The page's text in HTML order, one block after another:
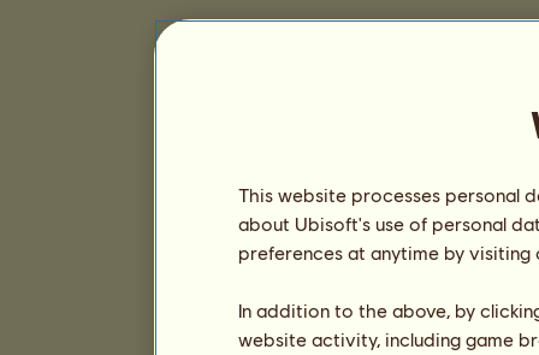
This website processes personal
about Ubisoft's use of personal
preferences at anytime by
In addition to the above, by
website activity, including game